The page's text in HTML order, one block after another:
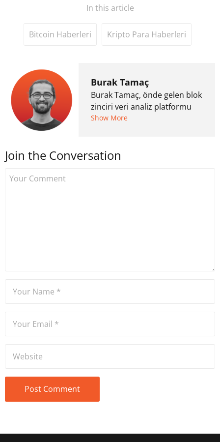
In this article
Bitcoin Haberleri Kripto Para Haberleri
Burak Tamaç
Burak Tamaç, önde gelen blok
zinciri veri analiz platformu
CryptoQuant'ın Türkiye
çalışması yapan Tamaç'ın
Show More
Join the Conversation